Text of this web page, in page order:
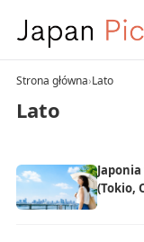
Strona główna›Lato
Lato
(Tokio,